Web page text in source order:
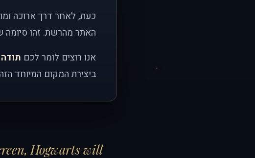
כעת, לאחר דרך ארוכה
האתר מהרשת. זהו סיומה
אנו רוצים לומר לכם
ביצירת המקום המיוחד
Hogwarts will